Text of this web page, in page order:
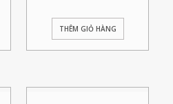
THÊM GIỎ HÀNG